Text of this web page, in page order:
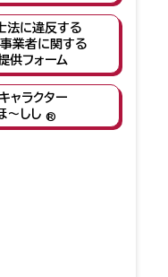
法に違反する
業者に関する
供フォーム
ャラクター
～しし ®